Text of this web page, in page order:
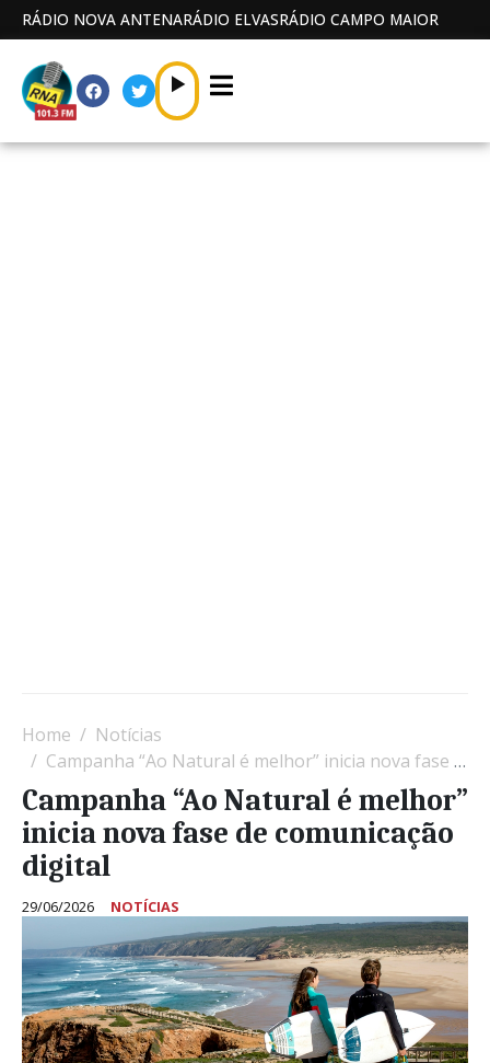
RÁDIO NOVA ANTENARÁDIO ELVASRÁDIO CAMPO MAIOR
Home
Notícias
Campanha “Ao Natural é melhor” inicia nova fase de comunicação digital
Campanha “Ao Natural é melhor”
inicia nova fase de comunicação
digital
29/06/2026 NOTÍCIAS